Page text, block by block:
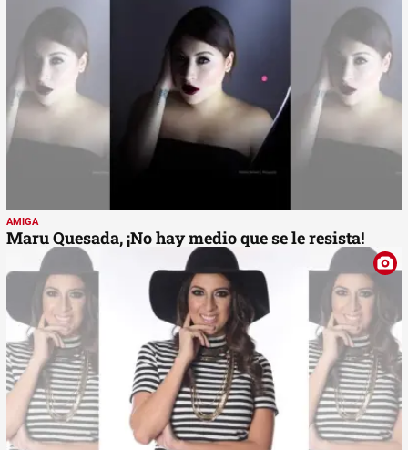
AMIGA
Maru Quesada, ¡No hay medio que se le resista!